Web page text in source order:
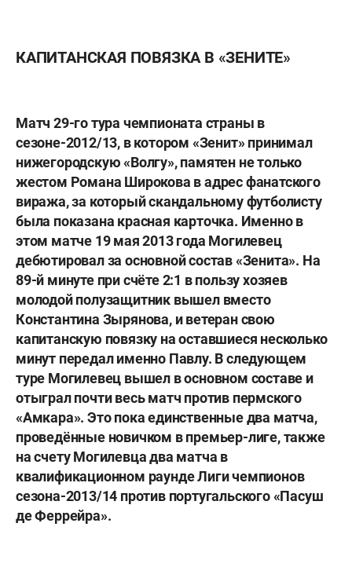
КАПИТАНСКАЯ ПОВЯЗКА В «ЗЕНИТЕ»
Матч 29-го тура чемпионата страны в
сезоне-2012/13, в котором «Зенит» принимал
нижегородскую «Волгу», памятен не только
жестом Романа Широкова в адрес фанатского
виража, за который скандальному футболисту
была показана красная карточка. Именно в
этом матче 19 мая 2013 года Могилевец
дебютировал за основной состав «Зенита». На
89-й минуте при счёте 2:1 в пользу хозяев
молодой полузащитник вышел вместо
Константина Зырянова, и ветеран свою
капитанскую повязку на оставшиеся несколько
минут передал именно Павлу. В следующем
туре Могилевец вышел в основном составе и
отыграл почти весь матч против пермского
«Амкара». Это пока единственные два матча,
проведённые новичком в премьер-лиге, также
на счету Могилевца два матча в
квалификационном раунде Лиги чемпионов
сезона-2013/14 против португальского «Пасуш
де Феррейра».